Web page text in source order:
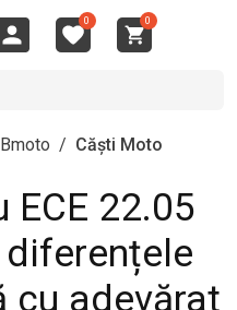
0 0
/ Căști Moto
ECE 22.05
cu adevărat